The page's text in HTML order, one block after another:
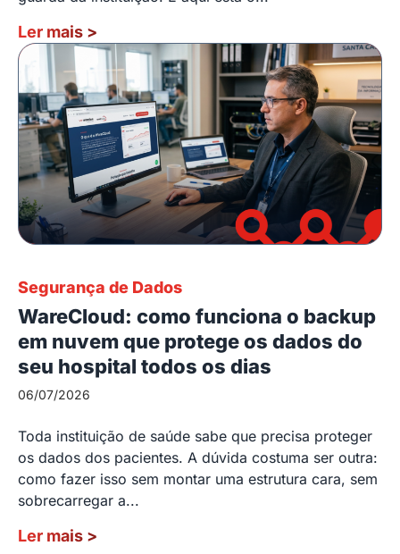
Ler mais >
Segurança de Dados
WareCloud: como funciona o backup
em nuvem que protege os dados do
seu hospital todos os dias
06/07/2026
Toda instituição de saúde sabe que precisa proteger
os dados dos pacientes. A dúvida costuma ser outra:
como fazer isso sem montar uma estrutura cara, sem
sobrecarregar a...
Ler mais >